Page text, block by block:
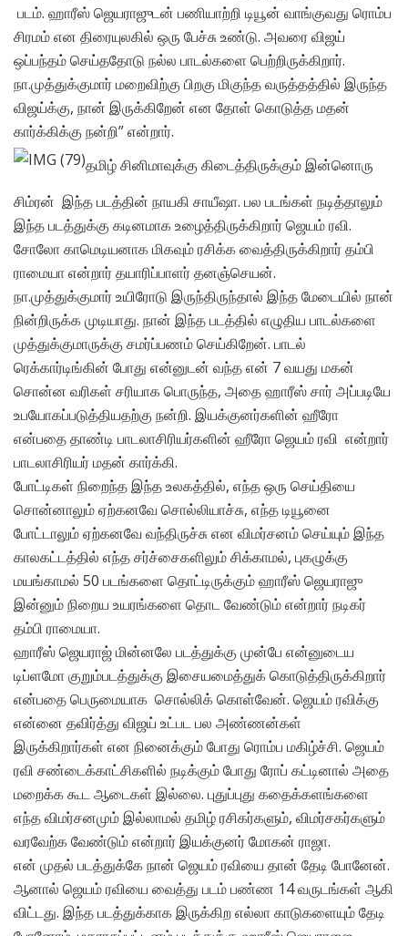
படம். ஹாரீஸ் ஜெயராஜுடன் பணியாற்றி டியூன் வாங்குவது ரொம்ப
சிரமம் என திரையுலகில் ஒரு பேச்சு உண்டு. அவரை விஜய்
ஒப்பந்தம் செய்ததோடு நல்ல பாடல்களை பெற்றிருக்கிறார்.
நா.முத்துக்குமார் மறைவிற்கு பிறகு மிகுந்த வருத்தத்தில் இருந்த
விஜய்க்கு, நான் இருக்கிறேன் என தோள் கொடுத்த மதன்
கார்க்கிக்கு நன்றி” என்றார்.
தமிழ் சினிமாவுக்கு கிடைத்திருக்கும் இன்னொரு
சிம்ரன் இந்த படத்தின் நாயகி சாயீஷா. பல படங்கள் நடித்தாலும்
இந்த படத்துக்கு கடினமாக உழைத்திருக்கிறார் ஜெயம் ரவி.
சோலோ காமெடியனாக மிகவும் ரசிக்க வைத்திருக்கிறார் தம்பி
ராமையா என்றார் தயாரிப்பாளர் தனஞ்செயன்.
நா.முத்துக்குமார் உயிரோடு இருந்திருந்தால் இந்த மேடையில் நான்
நின்றிருக்க முடியாது. நான் இந்த படத்தில் எழுதிய பாடல்களை
முத்துக்குமாருக்கு சமர்ப்பணம் செய்கிறேன். பாடல்
ரெக்கார்டிங்கின் போது என்னுடன் வந்த என் 7 வயது மகன்
சொன்ன வரிகள் சரியாக பொருந்த, அதை ஹாரீஸ் சார் அப்படியே
உபயோகப்படுத்தியதற்கு நன்றி. இயக்குனர்களின் ஹீரோ
என்பதை தாண்டி பாடலாசிரியர்களின் ஹீரோ ஜெயம் ரவி என்றார்
பாடலாசிரியர் மதன் கார்க்கி.
போட்டிகள் நிறைந்த இந்த உலகத்தில், எந்த ஒரு செய்தியை
சொன்னாலும் ஏற்கனவே சொல்லியாச்சு, எந்த டியூனை
போட்டாலும் ஏற்கனவே வந்திருச்சு என விமர்சனம் செய்யும் இந்த
காலகட்டத்தில் எந்த சர்ச்சைகளிலும் சிக்காமல், புகழுக்கு
மயங்காமல் 50 படங்களை தொட்டிருக்கும் ஹாரீஸ் ஜெயராஜு
இன்னும் நிறைய உயரங்களை தொட வேண்டும் என்றார் நடிகர்
தம்பி ராமையா.
ஹாரீஸ் ஜெயராஜ் மின்னலே படத்துக்கு முன்பே என்னுடைய
டிப்ளமோ குறும்படத்துக்கு இசையமைத்துக் கொடுத்திருக்கிறார்
என்பதை பெருமையாக சொல்லிக் கொள்வேன். ஜெயம் ரவிக்கு
என்னை தவிர்த்து விஜய் உட்பட பல அண்ணன்கள்
இருக்கிறார்கள் என நினைக்கும் போது ரொம்ப மகிழ்ச்சி. ஜெயம்
ரவி சண்டைக்காட்சிகளில் நடிக்கும் போது ரோப் கட்டினால் அதை
மறைக்க கூட ஆடைகள் இல்லை. புதுப்புது கதைக்களங்களை
எந்த விமர்சனமும் இல்லாமல் தமிழ் ரசிகர்களும், விமர்சகர்களும்
வரவேற்க வேண்டும் என்றார் இயக்குனர் மோகன் ராஜா.
என் முதல் படத்துக்கே நான் ஜெயம் ரவியை தான் தேடி போனேன்.
ஆனால் ஜெயம் ரவியை வைத்து படம் பண்ண 14 வருடங்கள் ஆகி
விட்டது. இந்த படத்துக்காக இருக்கிற எல்லா காடுகளையும் தேடி